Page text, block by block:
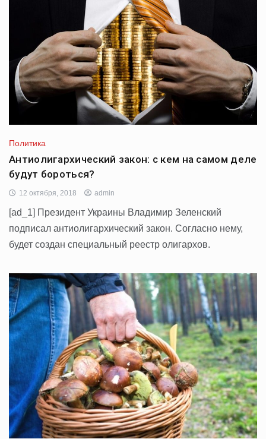
Политика
Антиолигархический закон: с кем на самом деле
будут бороться?
12 октября, 2018 admin
[ad_1] Президент Украины Владимир Зеленский
подписал антиолигархический закон. Согласно нему,
будет создан специальный реестр олигархов.